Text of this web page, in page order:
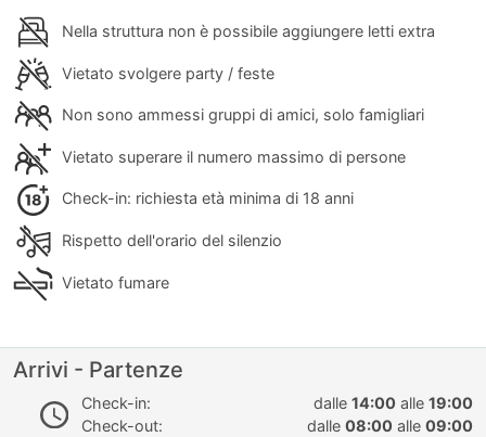
Nella struttura non è possibile aggiungere letti extra
Vietato svolgere party / feste
Non sono ammessi gruppi di amici, solo famigliari
Vietato superare il numero massimo di persone
Check-in: richiesta età minima di 18 anni
Rispetto dell'orario del silenzio
Vietato fumare
Arrivi - Partenze
Check-in: dalle 14:00 alle 19:00
Check-out:
dalle 08:00 alle 09:00